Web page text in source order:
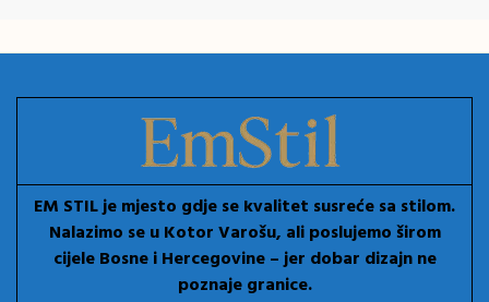
EM STIL je mjesto gdje se kvalitet susreće sa stilom.
Nalazimo se u Kotor Varošu, ali poslujemo širom
cijele Bosne i Hercegovine – jer dobar dizajn ne
poznaje granice.